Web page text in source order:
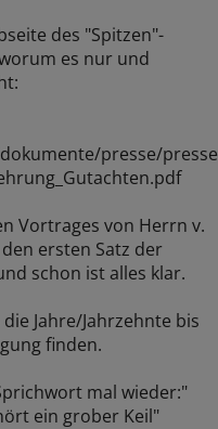
des "Spitzen"-
es nur und
presse/
Vortrages von Herrn v.
ersten Satz der
schon ist alles klar.
Jahre/Jahrzehnte bis
finden.
mal wieder:"
ein grober Keil"